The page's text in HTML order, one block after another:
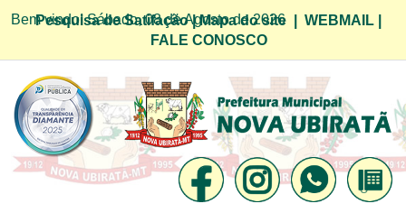
Bem vindo! Sábado, 08 de Agosto de 2026
Pesquisa de Satifação|Mapa do site WEBMAIL
FALE CONOSCO